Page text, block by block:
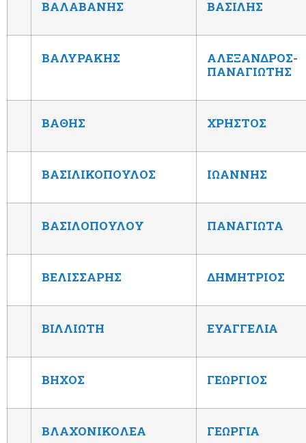
ΒΑΛΑΒΑΝΗΣ ΒΑΣΙΛΗΣ
ΒΑΛΥΡΑΚΗΣ
ΑΛΕΞΑΝΔΡΟΣ-
ΠΑΝΑΓΙΩΤΗΣ
ΒΑΘΗΣ ΧΡΗΣΤΟΣ
ΒΑΣΙΛΙΚΟΠΟΥΛΟΣ ΙΩΑΝΝΗΣ
ΒΑΣΙΛΟΠΟΥΛΟΥ ΠΑΝΑΓΙΩΤΑ
ΒΕΛΙΣΣΑΡΗΣ ΔΗΜΗΤΡΙΟΣ
ΒΙΛΛΙΩΤΗ ΕΥΑΓΓΕΛΙΑ
ΒΗΧΟΣ ΓΕΩΡΓΙΟΣ
ΒΛΑΧΟΝΙΚΟΛΕΑ ΓΕΩΡΓΙΑ